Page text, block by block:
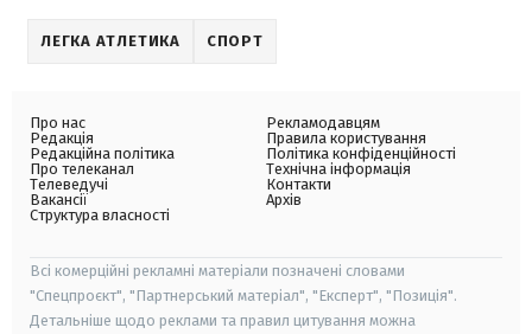
ЛЕГКА АТЛЕТИКА СПОРТ
Про нас
Редакція
Редакційна політика
Про телеканал
Телеведучі
Вакансії
Структура власності
Рекламодавцям
Правила користування
Політика конфіденційності
Технічна інформація
Контакти
Архів
Всі комерційні рекламні матеріали позначені словами
"Спецпроєкт", "Партнерський матеріал", "Експерт", "Позиція".
Детальніше щодо реклами та правил цитування можна